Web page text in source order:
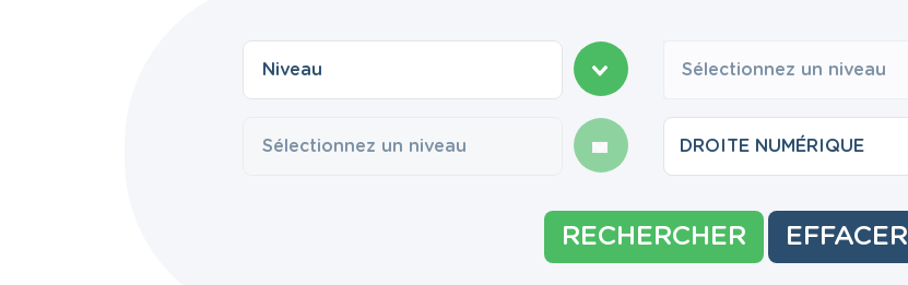
Sélectionnez un niveau
RECHERCHER EFFACER